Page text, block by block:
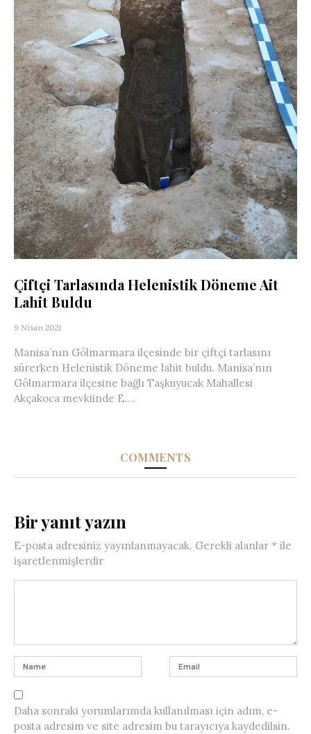
Çiftçi Tarlasında Helenistik Döneme Ait
Lahit Buldu
9 Nisan 2021
Manisa’nın Gölmarmara ilçesinde bir çiftçi tarlasını
sürerken Helenistik Döneme lahit buldu. Manisa’nın
Gölmarmara ilçesine bağlı Taşkuyucak Mahallesi
Akçakoca mevkiinde E....
COMMENTS
Bir yanıt yazın
E-posta adresiniz yayınlanmayacak. Gerekli alanlar * ile
işaretlenmişlerdir
Daha sonraki yorumlarımda kullanılması için adım, e-
posta adresim ve site adresim bu tarayıcıya kaydedilsin.